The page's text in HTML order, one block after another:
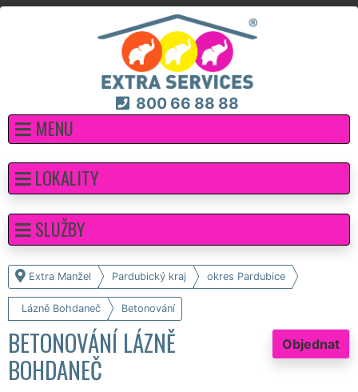
800 66 88 88
MENU
Extra Manžel Pardubický kraj okres Pardubice
Lázně Bohdaneč Betonování
Objednat
BETONOVÁNÍ LÁZNĚ
BOHDANEČ
LOKALITY
SLUŽBY